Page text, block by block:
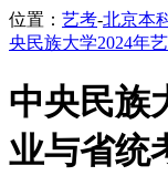
位置： 艺考-北京本
央民族大学2024年
中央民族
业与省统